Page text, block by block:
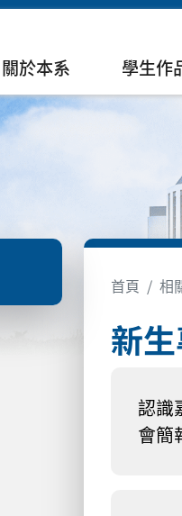
關於本系 學生作
首頁 相
新
認識
會簡